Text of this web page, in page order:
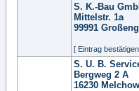
S. K.-Bau
Mittelstr. 1a
99991
[ Eintrag
S. U. B.
Bergweg 2 A
16230 Melchow